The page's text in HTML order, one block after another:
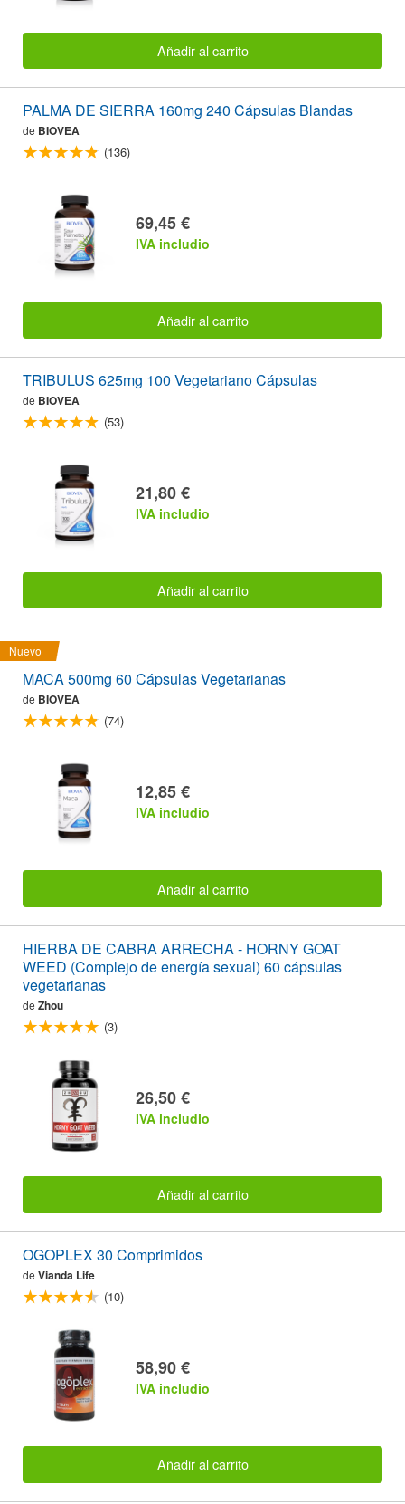
Añadir al carrito
PALMA DE SIERRA 160mg 240 Cápsulas Blandas
de BIOVEA
(136)
69,45 €
IVA includio
Añadir al carrito
TRIBULUS 625mg 100 Vegetariano Cápsulas
de BIOVEA
(53)
21,80 €
IVA includio
Añadir al carrito
Nuevo
MACA 500mg 60 Cápsulas Vegetarianas
de BIOVEA
(74)
12,85 €
IVA includio
Añadir al carrito
HIERBA DE CABRA ARRECHA - HORNY GOAT
WEED (Complejo de energía sexual) 60 cápsulas
vegetarianas
de Zhou
(3)
26,50 €
IVA includio
Añadir al carrito
OGOPLEX 30 Comprimidos
de Vianda Life
(10)
58,90 €
IVA includio
Añadir al carrito